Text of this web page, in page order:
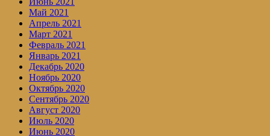
Май 2021
Апрель 2021
Март 2021
Февраль 2021
Январь 2021
Декабрь 2020
Ноябрь 2020
Октябрь 2020
Сентябрь 2020
Август 2020
Июль 2020
Июнь 2020